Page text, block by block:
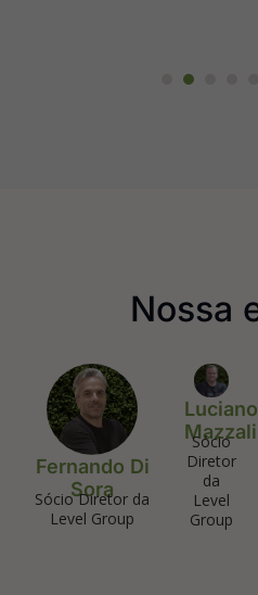
Nossa
Fernando Di
Sora
Sócio Diretor da
Level Group
Luciano
Mazzali
Sócio
Diretor
da
Level
Group